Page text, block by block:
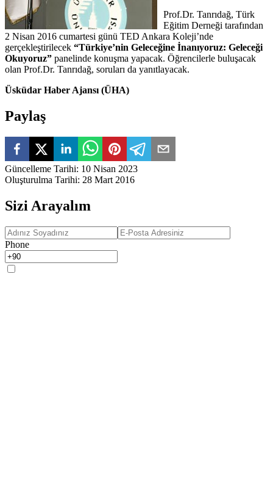
Prof.Dr. Tanrıdağ, Türk
Eğitim Derneği tarafından
2 Nisan 2016 cumartesi günü TED Ankara Koleji’nde
gerçekleştirilecek “Türkiye’nin Geleceğine İnanıyoruz: Geleceği
Okuyoruz” panelinde konuşma yapacak. Öğrencilerle buluşacak
olan Prof.Dr. Tanrıdağ, soruları da yanıtlayacak.
Üsküdar Haber Ajansı (ÜHA)
Paylaş
Güncelleme Tarihi: 10 Nisan 2023
Oluşturulma Tarihi: 28 Mart 2016
Sizi Arayalım
Phone